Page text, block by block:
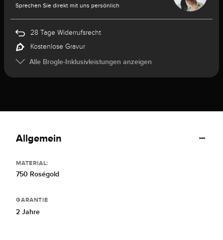
Sprechen Sie direkt mit uns persönlich
28 Tage Widerrufsrecht
Kostenlose Gravur
Alle Brogle-Inklusivleistungen anzeigen
Allgemein
MATERIAL:
750 Roségold
GARANTIE
2 Jahre